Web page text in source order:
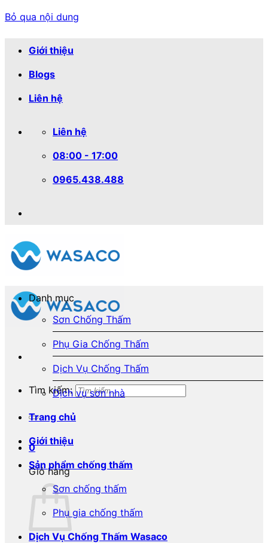
Bỏ qua nội dung
Giới thiệu
Blogs
Liên hệ
Liên hệ
08:00 - 17:00
0965.438.488
Tìm kiếm:
0
Giỏ hàng
Danh mục
Sơn Chống Thấm
Phụ Gia Chống Thấm
Dịch Vụ Chống Thấm
Dịch vụ sơn nhà
Trang chủ
Giới thiệu
Sản phẩm chống thấm
Sơn chống thấm
Phụ gia chống thấm
Dịch Vụ Chống Thấm Wasaco